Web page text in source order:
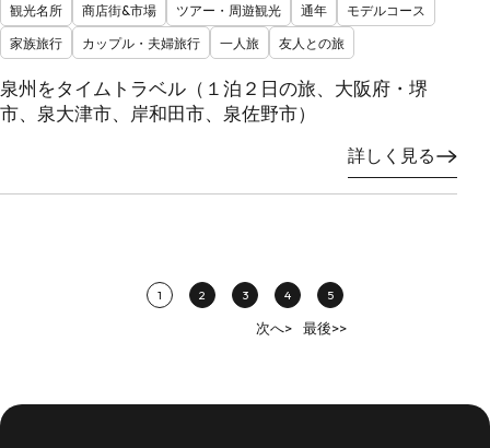
観光名所
商店街&市場 ツアー・周遊観光 通年
モデルコース
家族旅行
カップル・夫婦旅行 一人旅 友人との旅
泉州をタイムトラベル（１泊２日の旅、大阪府・堺
市、泉大津市、岸和田市、泉佐野市）
詳しく見る
1 2 3 4 5
次へ> 最後>>